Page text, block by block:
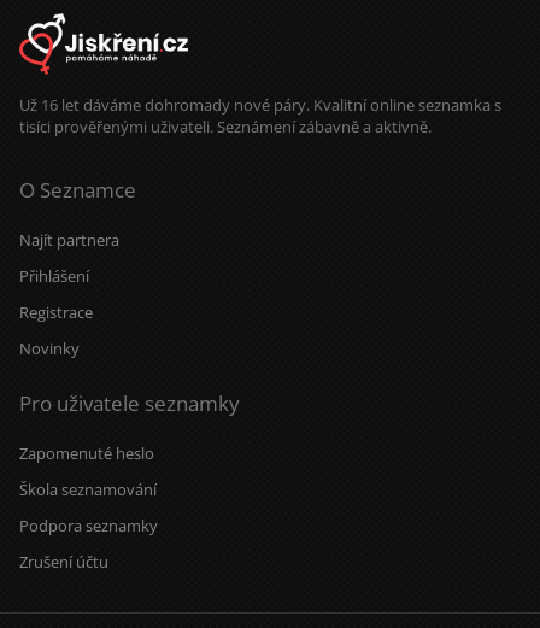
nelekneš....pokud si dočetla až sem
tak gratuluji....
Už 16 let dáváme dohromady nové páry. Kvalitní online seznamka s
tisíci prověřenými uživateli. Seznámení zábavně a aktivně.
O Seznamce
Najít partnera
Přihlášení
Registrace
Novinky
Pro uživatele seznamky
Zapomenuté heslo
Škola seznamování
Podpora seznamky
Zrušení účtu